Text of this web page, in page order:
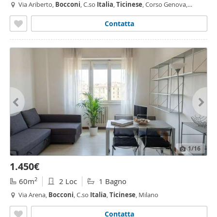
Via Ariberto, Bocconi, C.so Italia,Ticinese, Corso Genova,
Contatta
1/16
1.450€
60m2 2 Loc 1 Bagno
Via Arena, Bocconi, C.so Italia,Ticinese, Milano
Contatta